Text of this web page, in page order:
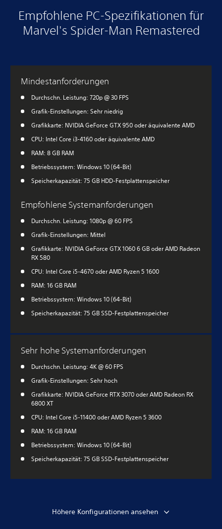
Empfohlene PC-Spezifikationen für
Marvel's Spider-Man Remastered
Mindestanforderungen
Durchschn. Leistung: 720p @ 30 FPS
Grafik-Einstellungen: Sehr niedrig
Grafikkarte: NVIDIA GeForce GTX 950 oder äquivalente AMD
CPU: Intel Core i3-4160 oder äquivalente AMD
RAM: 8 GB RAM
Betriebssystem: Windows 10 (64-Bit)
Speicherkapazität: 75 GB HDD-Festplattenspeicher
Empfohlene Systemanforderungen
Durchschn. Leistung: 1080p @ 60 FPS
Grafik-Einstellungen: Mittel
Grafikkarte: NVIDIA GeForce GTX 1060 6 GB oder AMD Radeon
RX 580
CPU: Intel Core i5-4670 oder AMD Ryzen 5 1600
RAM: 16 GB RAM
Betriebssystem: Windows 10 (64-Bit)
Speicherkapazität: 75 GB SSD-Festplattenspeicher
Sehr hohe Systemanforderungen
Durchschn. Leistung: 4K @ 60 FPS
Grafik-Einstellungen: Sehr hoch
Grafikkarte: NVIDIA GeForce RTX 3070 oder AMD Radeon RX
6800 XT
CPU: Intel Core i5-11400 oder AMD Ryzen 5 3600
RAM: 16 GB RAM
Betriebssystem: Windows 10 (64-Bit)
Speicherkapazität: 75 GB SSD-Festplattenspeicher
Höhere Konfigurationen ansehen